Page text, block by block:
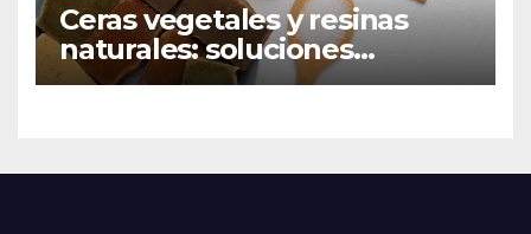
Ceras vegetales y resinas
naturales: soluciones
sostenibles para